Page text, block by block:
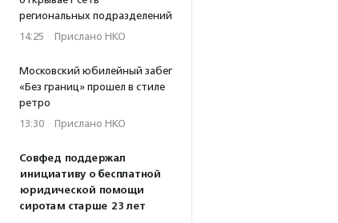
региональных подразделений
14:25 · Прислано НКО
Московский юбилейный забег
«Без границ» прошел в стиле
ретро
13:30 · Прислано НКО
Совфед поддержал
инициативу о бесплатной
юридической помощи
сиротам старше 23 лет